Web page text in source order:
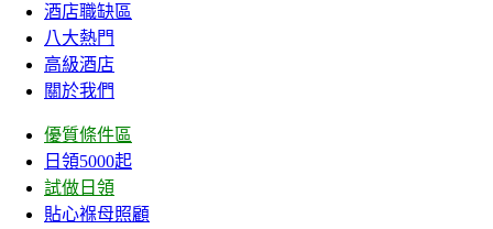
酒店職缺區
八大熱門
高級酒店
關於我們
優質條件區
日領5000起
試做日領
貼心褓母照顧